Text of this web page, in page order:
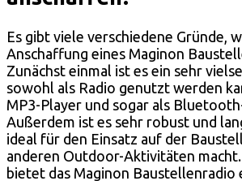
Es gibt viele verschiedene Gründe,
Anschaffung eines Maginon
Zunächst einmal ist es ein sehr
sowohl als Radio genutzt werden
MP3-Player und sogar als
Außerdem ist es sehr robust und
ideal für den Einsatz auf der
anderen Outdoor-Aktivitäten
bietet das Maginon Baustellenradio